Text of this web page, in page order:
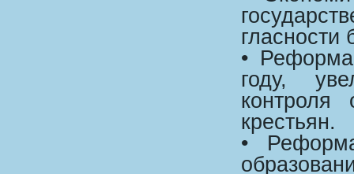
гласности
•
году,
контроля
крестьян.
•